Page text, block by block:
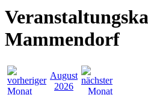
Mammendorf
August
2026